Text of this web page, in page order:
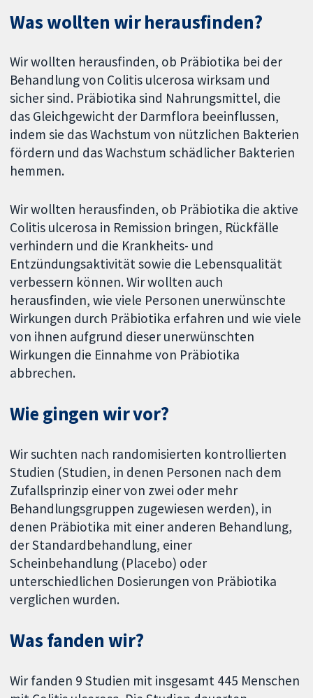
Was wollten wir herausfinden?
Wir wollten herausfinden, ob Präbiotika bei der
Behandlung von Colitis ulcerosa wirksam und
sicher sind. Präbiotika sind Nahrungsmittel, die
das Gleichgewicht der Darmflora beeinflussen,
indem sie das Wachstum von nützlichen Bakterien
fördern und das Wachstum schädlicher Bakterien
hemmen.
Wir wollten herausfinden, ob Präbiotika die aktive
Colitis ulcerosa in Remission bringen, Rückfälle
verhindern und die Krankheits- und
Entzündungsaktivität sowie die Lebensqualität
verbessern können. Wir wollten auch
herausfinden, wie viele Personen unerwünschte
Wirkungen durch Präbiotika erfahren und wie viele
von ihnen aufgrund dieser unerwünschten
Wirkungen die Einnahme von Präbiotika
abbrechen.
Wie gingen wir vor?
Wir suchten nach randomisierten kontrollierten
Studien (Studien, in denen Personen nach dem
Zufallsprinzip einer von zwei oder mehr
Behandlungsgruppen zugewiesen werden), in
denen Präbiotika mit einer anderen Behandlung,
der Standardbehandlung, einer
Scheinbehandlung (Placebo) oder
unterschiedlichen Dosierungen von Präbiotika
verglichen wurden.
Was fanden wir?
Wir fanden 9 Studien mit insgesamt 445 Menschen